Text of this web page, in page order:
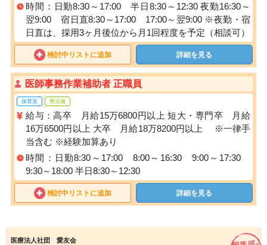
時間：日勤8:30～17:00 半日8:30～12:30 夜勤16:30～
翌9:00 宿日直8:30～17:00 17:00～翌9:00 ※夜勤・宿
日直は、採用3ヶ月後位から月1回程度を予定（相談可）
検討中リストに追加 詳細を見る
医師事務作業補助者 正職員
保育室 寮完備
給与：高卒 月給15万6800円以上 短大・専門卒 月給
16万6500円以上 大卒 月給18万8200円以上 ※一律手
当含む ※経験加算あり
時間：日勤8:30～17:00 8:00～16:30 9:00～17:30
9:30～18:00 半日8:30～12:30
検討中リストに追加 詳細を見る
医療法人社団 愛友会